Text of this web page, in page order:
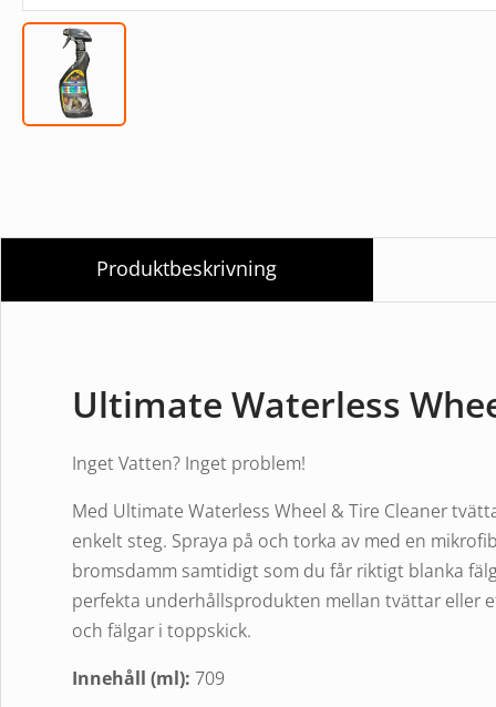
Produktbeskrivning
Ultimate Waterless
Inget Vatten? Inget problem!
Med Ultimate Waterless Wheel & Tire Cleaner
enkelt steg. Spraya på och torka av med en
bromsdamm samtidigt som du får riktigt blanka
perfekta underhållsprodukten mellan tvättar eller
och fälgar i toppskick.
Innehåll (ml): 709